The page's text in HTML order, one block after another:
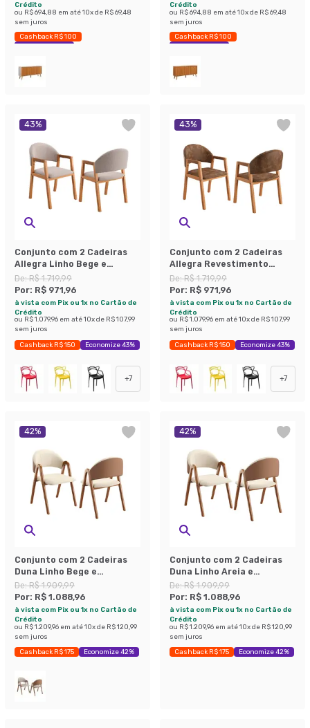
Crédito
ou R$ 694,88 em até10x de R$ 69,48
sem juros
Cashback R$ 100
Economize 49%
Crédito
ou R$ 694,88 em até10x de R$ 69,48
sem juros
Cashback R$ 100
Economize 49%
43%
Conjunto com 2 Cadeiras
Allegra Linho Bege e
Amadeirado
De:R$ 1.719,99
Por: R$ 971,96
à vista com Pix ou 1x no Cartão de
Crédito
ou R$ 1.079,96 em até10x de R$ 107,99
sem juros
Cashback R$ 150 Economize 43%
+7
43%
Conjunto com 2 Cadeiras
Allegra Revestimento
Sintético Marrom e
Amadeirado
De:R$ 1.719,99
Por: R$ 971,96
à vista com Pix ou 1x no Cartão de
Crédito
ou R$ 1.079,96 em até10x de R$ 107,99
sem juros
Cashback R$ 150 Economize 43%
+7
42%
Conjunto com 2 Cadeiras
Duna Linho Bege e
Amadeirado
De:R$ 1.909,99
Por: R$ 1.088,96
à vista com Pix ou 1x no Cartão de
Crédito
ou R$ 1.209,96 em até10x de R$ 120,99
sem juros
Cashback R$ 175 Economize 42%
42%
Conjunto com 2 Cadeiras
Duna Linho Areia e
Amadeirado
De:R$ 1.909,99
Por: R$ 1.088,96
à vista com Pix ou 1x no Cartão de
Crédito
ou R$ 1.209,96 em até10x de R$ 120,99
sem juros
Cashback R$ 175 Economize 42%